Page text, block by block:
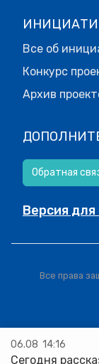
Все об
Конкурс
Архив
Обратная
Версия
Все права
06.08 14:16
Сегодня